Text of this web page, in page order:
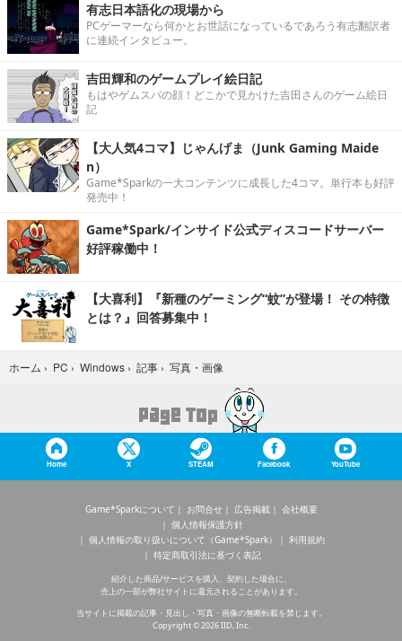
有志日本語化の現場から
PCゲーマーなら何かとお世話になっているであろう有志翻訳者
に連続インタビュー。
吉田輝和のゲームプレイ絵日記
もはやゲムスパの顔！どこかで見かけた吉田さんのゲーム絵日
記
【大人気4コマ】じゃんげま（Junk Gaming Maide
n）
Game*Sparkの一大コンテンツに成長した4コマ。単行本も好評
発売中！
Game*Spark/インサイド公式ディスコードサーバー
好評稼働中！
【大喜利】『新種のゲーミング“蚊”が登場！ その特徴
とは？』回答募集中！
ホーム › PC › Windows › 記事 › 写真・画像
Home X STEAM Facebook YouTube
Game*Sparkについて お問合せ 広告掲載
会社概要
個人情報保護方針
個人情報の取り扱いについて（Game*Spark）
利用規約
特定商取引法に基づく表記
紹介した商品/サービスを購入、契約した場合に、
売上の一部が弊社サイトに還元されることがあります。
当サイトに掲載の記事・見出し・写真・画像の無断転載を禁じます。
Copyright © 2026 IID, Inc.